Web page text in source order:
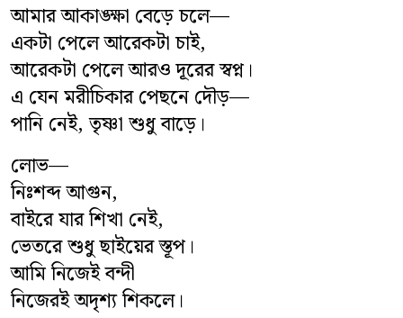
আমার আকাঙ্ক্ষা বেড়ে চলে—
একটা পেলে আরেকটা চাই,
আরেকটা পেলে আরও দূরের স্বপ্ন।
এ যেন মরীচিকার পেছনে দৌড়—
পানি নেই, তৃষ্ণা শুধু বাড়ে।
লোভ—
নিঃশব্দ আগুন,
বাইরে যার শিখা নেই,
ভেতরে শুধু ছাইয়ের স্তূপ।
আমি নিজেই বন্দী
নিজেরই অদৃশ্য শিকলে।